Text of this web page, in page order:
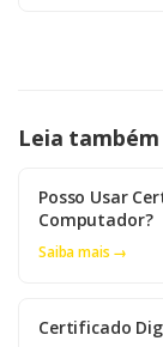
Leia também
Posso Usar
Computador?
Saiba mais →
Certificado